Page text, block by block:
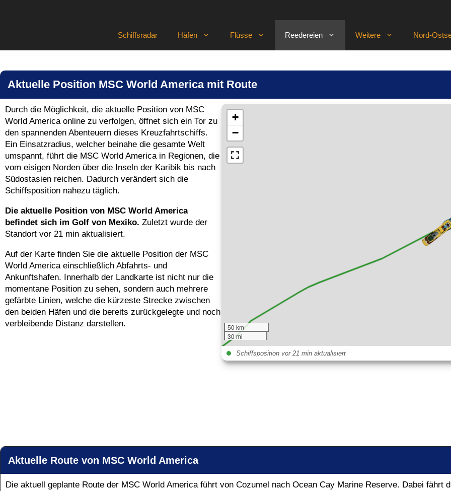
Schiffsradar Häfen Flüsse Reedereien Weitere Nord-
Aktuelle Position MSC World America mit Route
Durch die Möglichkeit, die aktuelle Position von MSC
World America online zu verfolgen, öffnet sich ein Tor zu
den spannenden Abenteuern dieses Kreuzfahrtschiffs.
Ein Einsatzradius, welcher beinahe die gesamte Welt
umspannt, führt die MSC World America in Regionen, die
vom eisigen Norden über die Inseln der Karibik bis nach
Südostasien reichen. Dadurch verändert sich die
Schiffsposition nahezu täglich.
Die aktuelle Position von MSC World America
befindet sich im Golf von Mexiko. Zuletzt wurde der
Standort vor 21 min aktualisiert.
Auf der Karte finden Sie die aktuelle Position der MSC
World America einschließlich Abfahrts- und
Ankunftshafen. Innerhalb der Landkarte ist nicht nur die
momentane Position zu sehen, sondern auch mehrere
gefärbte Linien, welche die kürzeste Strecke zwischen
den beiden Häfen und die bereits zurückgelegte und noch
verbleibende Distanz darstellen.
+
−
50 km
30 mi
Schiffsposition vor 21 min aktualisiert
Aktuelle Route von MSC World America
Die aktuell geplante Route der MSC World America führt von Cozumel nach Ocean Cay Marine Reserve. Dabei fährt